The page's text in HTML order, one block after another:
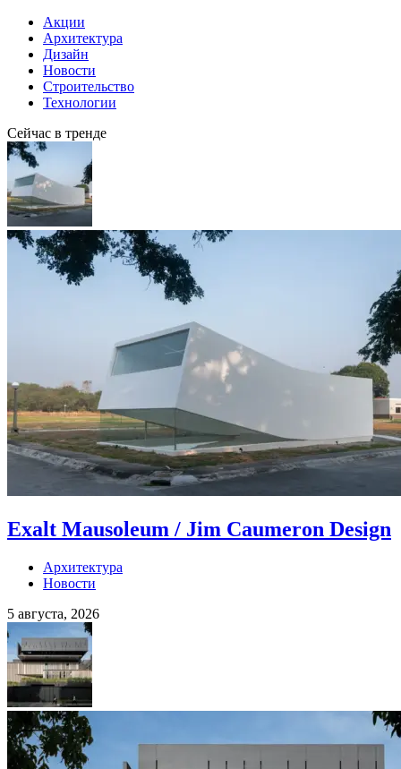
Акции
Архитектура
Дизайн
Новости
Строительство
Технологии
Сейчас в тренде
Exalt Mausoleum / Jim Caumeron Design
Архитектура
Новости
5 августа, 2026